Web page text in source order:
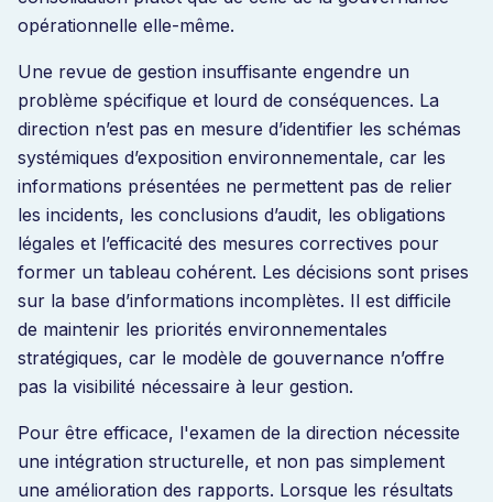
opérationnelle elle-même.
Une revue de gestion insuffisante engendre un
problème spécifique et lourd de conséquences. La
direction n’est pas en mesure d’identifier les schémas
systémiques d’exposition environnementale, car les
informations présentées ne permettent pas de relier
les incidents, les conclusions d’audit, les obligations
légales et l’efficacité des mesures correctives pour
former un tableau cohérent. Les décisions sont prises
sur la base d’informations incomplètes. Il est difficile
de maintenir les priorités environnementales
stratégiques, car le modèle de gouvernance n’offre
pas la visibilité nécessaire à leur gestion.
Pour être efficace, l'examen de la direction nécessite
une intégration structurelle, et non pas simplement
une amélioration des rapports. Lorsque les résultats